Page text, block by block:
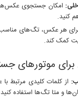
: امکان جستجوی
کنید.
هر عکس، تگ‌های مناسب
کمک کند.
: از کلمات کلیدی مرتبط
و متا تگ‌ها استفاده